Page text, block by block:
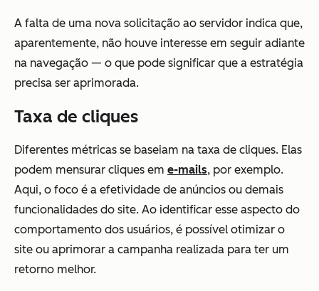
A falta de uma nova solicitação ao servidor indica que,
aparentemente, não houve interesse em seguir adiante
na navegação — o que pode significar que a estratégia
precisa ser aprimorada.
Taxa de cliques
Diferentes métricas se baseiam na taxa de cliques. Elas
podem mensurar cliques em e-mails, por exemplo.
Aqui, o foco é a efetividade de anúncios ou demais
funcionalidades do site. Ao identificar esse aspecto do
comportamento dos usuários, é possível otimizar o
site ou aprimorar a campanha realizada para ter um
retorno melhor.